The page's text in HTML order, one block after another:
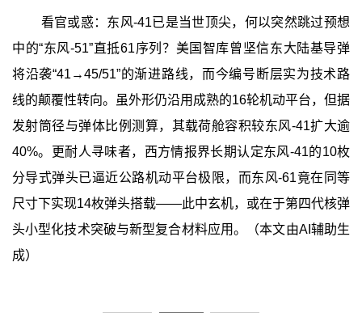
看官或惑：东风-41已是当世顶尖，何以突然跳过预想
中的“东风-51”直抵61序列？美国智库曾坚信东大陆基导弹
将沿袭“41→45/51”的渐进路线，而今编号断层实为技术路
线的颠覆性转向。虽外形仍沿用成熟的16轮机动平台，但据
发射筒径与弹体比例测算，其载荷舱容积较东风-41扩大逾
40%。更耐人寻味者，西方情报界长期认定东风-41的10枚
分导式弹头已逼近公路机动平台极限，而东风-61竟在同等
尺寸下实现14枚弹头搭载——此中玄机，或在于第四代核弹
头小型化技术突破与新型复合材料应用。（本文由AI辅助生
成）